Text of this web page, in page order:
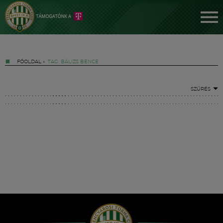
FŐOLDAL » TAG: BÁLIZS BENCE
SZŰRÉS
Hírek